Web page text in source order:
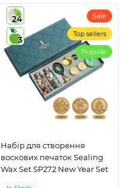
24
3
Sale
Top sellers
Popular
Набір для створення
воскових печаток Sealing
Wax Set SP272 New Year Set